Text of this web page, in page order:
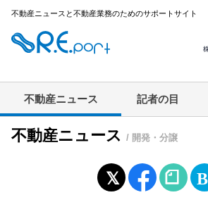
不動産ニュースと不動産業務のためのサポートサイト
不動産ニュース 記者の目
不動産ニュース / 開発・分譲